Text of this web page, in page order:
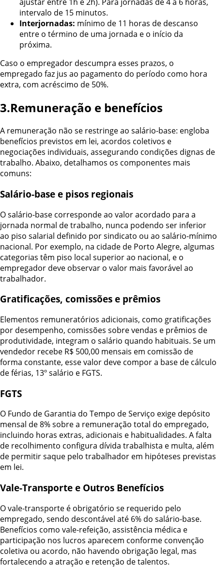
intervalo de 15 minutos.
Interjornadas: mínimo de 11 horas de descanso
entre o término de uma jornada e o início da
próxima.
Caso o empregador descumpra esses prazos, o
empregado faz jus ao pagamento do período como hora
extra, com acréscimo de 50%.
3.Remuneração e benefícios
A remuneração não se restringe ao salário-base: engloba
benefícios previstos em lei, acordos coletivos e
negociações individuais, assegurando condições dignas de
trabalho. Abaixo, detalhamos os componentes mais
comuns:
Salário-base e pisos regionais
O salário-base corresponde ao valor acordado para a
jornada normal de trabalho, nunca podendo ser inferior
ao piso salarial definido por sindicato ou ao salário-mínimo
nacional. Por exemplo, na cidade de Porto Alegre, algumas
categorias têm piso local superior ao nacional, e o
empregador deve observar o valor mais favorável ao
trabalhador.
Gratificações, comissões e prêmios
Elementos remuneratórios adicionais, como gratificações
por desempenho, comissões sobre vendas e prêmios de
produtividade, integram o salário quando habituais. Se um
vendedor recebe R$ 500,00 mensais em comissão de
forma constante, esse valor deve compor a base de cálculo
de férias, 13º salário e FGTS.
FGTS
O Fundo de Garantia do Tempo de Serviço exige depósito
mensal de 8% sobre a remuneração total do empregado,
incluindo horas extras, adicionais e habitualidades. A falta
de recolhimento configura dívida trabalhista e multa, além
de permitir saque pelo trabalhador em hipóteses previstas
em lei.
Vale-Transporte e Outros Benefícios
O vale-transporte é obrigatório se requerido pelo
empregado, sendo descontável até 6% do salário-base.
Benefícios como vale-refeição, assistência médica e
participação nos lucros aparecem conforme convenção
coletiva ou acordo, não havendo obrigação legal, mas
fortalecendo a atração e retenção de talentos.